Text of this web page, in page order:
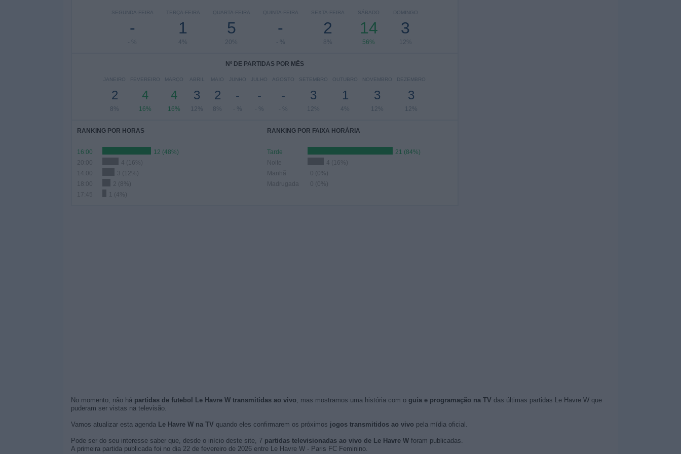
SEGUNDA-FEIRA
-
- %
TERÇA-FEIRA
1
4%
QUARTA-FEIRA
5
20%
QUINTA-FEIRA
-
- %
SEXTA-FEIRA
2
8%
SÁBADO
14
56%
DOMINGO
3
12%
Nº DE PARTIDAS POR MÊS
JANEIRO
2
8%
FEVEREIRO
4
16%
MARÇO
4
16%
ABRIL
3
12%
MAIO
2
8%
JUNHO
-
- %
JULHO
-
- %
AGOSTO
-
- %
SETEMBRO
3
12%
OUTUBRO
1
4%
NOVEMBRO
3
12%
DEZEMBRO
3
12%
RANKING POR HORAS
16:00
12 (48%)
20:00
4 (16%)
3 (12%)
18:00
2 (8%)
17:45
1 (4%)
RANKING POR FAIXA HORÁRIA
Tarde
21 (84%)
Noite
4 (16%)
Manhã
0 (0%)
Madrugada
0 (0%)
No momento, não há partidas de futebol Le Havre W transmitidas ao vivo, mas mostramos uma história com o guía e programação na TV das últimas partidas Le Havre W que
puderam ser vistas na televisão.
Vamos atualizar esta agenda Le Havre W na TV quando eles confirmarem os próximos jogos transmitidos ao vivo pela mídia oficial.
Pode ser do seu interesse saber que, desde o início deste site, 7 partidas televisionadas ao vivo de Le Havre Wforam publicadas.
A primeira partida publicada foi no dia 22 de fevereiro de 2026 entre Le Havre W - Paris FC Feminino.